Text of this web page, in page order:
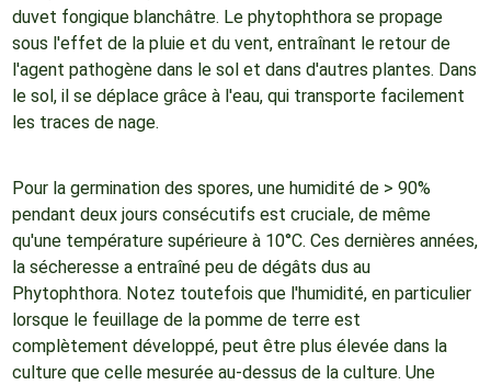
duvet fongique blanchâtre. Le phytophthora se propage
sous l'effet de la pluie et du vent, entraînant le retour de
l'agent pathogène dans le sol et dans d'autres plantes. Dans
le sol, il se déplace grâce à l'eau, qui transporte facilement
les traces de nage.
Pour la germination des spores, une humidité de > 90%
pendant deux jours consécutifs est cruciale, de même
qu'une température supérieure à 10°C. Ces dernières années,
la sécheresse a entraîné peu de dégâts dus au
Phytophthora. Notez toutefois que l'humidité, en particulier
lorsque le feuillage de la pomme de terre est
complètement développé, peut être plus élevée dans la
culture que celle mesurée au-dessus de la culture. Une